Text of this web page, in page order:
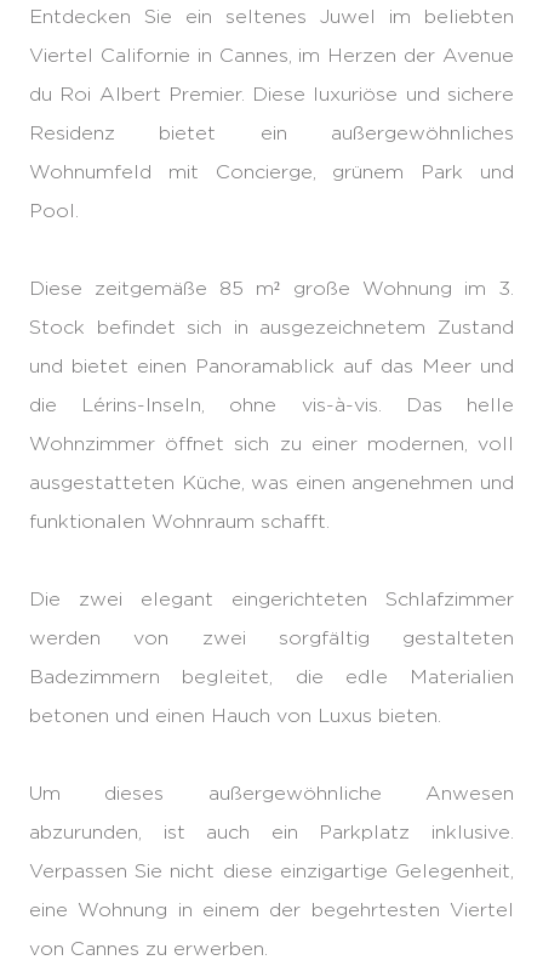
Entdecken Sie ein seltenes Juwel im beliebten
Viertel Californie in Cannes, im Herzen der Avenue
du Roi Albert Premier. Diese luxuriöse und sichere
Residenz bietet ein außergewöhnliches
Wohnumfeld mit Concierge, grünem Park und
Pool.
Diese zeitgemäße 85 m² große Wohnung im 3.
Stock befindet sich in ausgezeichnetem Zustand
und bietet einen Panoramablick auf das Meer und
die Lérins-Inseln, ohne vis-à-vis. Das helle
Wohnzimmer öffnet sich zu einer modernen, voll
ausgestatteten Küche, was einen angenehmen und
funktionalen Wohnraum schafft.
Die zwei elegant eingerichteten Schlafzimmer
werden von zwei sorgfältig gestalteten
Badezimmern begleitet, die edle Materialien
betonen und einen Hauch von Luxus bieten.
Um dieses außergewöhnliche Anwesen
abzurunden, ist auch ein Parkplatz inklusive.
Verpassen Sie nicht diese einzigartige Gelegenheit,
eine Wohnung in einem der begehrtesten Viertel
von Cannes zu erwerben.